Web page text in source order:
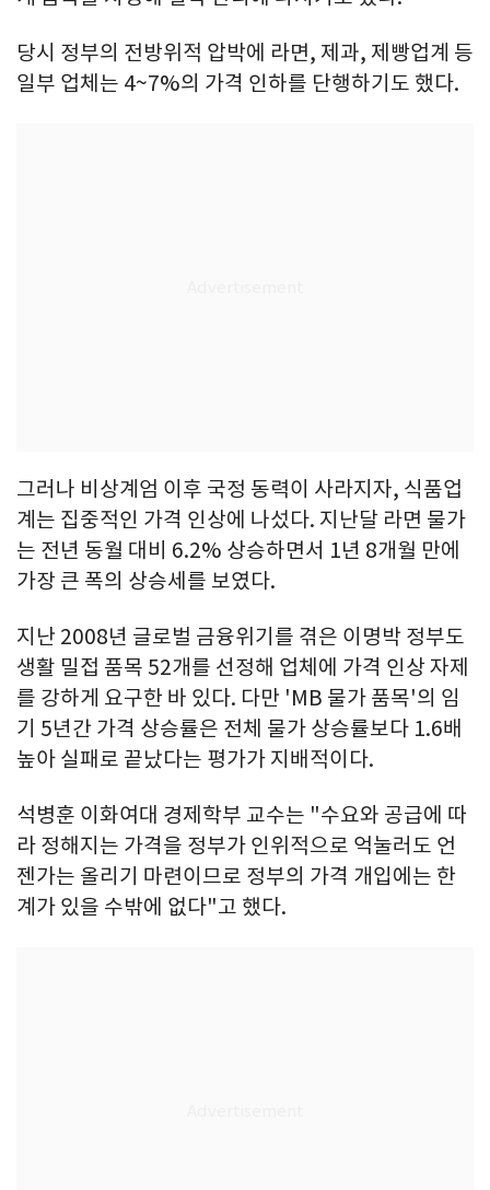
당시 정부의 전방위적 압박에 라면, 제과, 제빵업계 등
일부 업체는 4~7%의 가격 인하를 단행하기도 했다.
그러나 비상계엄 이후 국정 동력이 사라지자, 식품업
계는 집중적인 가격 인상에 나섰다. 지난달 라면 물가
는 전년 동월 대비 6.2% 상승하면서 1년 8개월 만에
가장 큰 폭의 상승세를 보였다.
지난 2008년 글로벌 금융위기를 겪은 이명박 정부도
생활 밀접 품목 52개를 선정해 업체에 가격 인상 자제
를 강하게 요구한 바 있다. 다만 'MB 물가 품목'의 임
기 5년간 가격 상승률은 전체 물가 상승률보다 1.6배
높아 실패로 끝났다는 평가가 지배적이다.
석병훈 이화여대 경제학부 교수는 "수요와 공급에 따
라 정해지는 가격을 정부가 인위적으로 억눌러도 언
젠가는 올리기 마련이므로 정부의 가격 개입에는 한
계가 있을 수밖에 없다"고 했다.